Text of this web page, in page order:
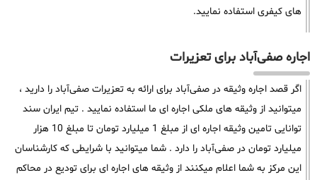
های کیفری استفاده نمایید.
اجاره صفی‌آباد برای تعزیرات
اگر قصد اجاره وثیقه در صفی‌آباد برای ارائه به تعزیرات صفی‌آباد را دارید ،
میتوانید از وثیقه های ملکی اجاره ای ما استفاده نمایید . تیم ایران سند
توانایی تامین وثیقه اجاره ای از مبلغ 1 میلیارد تومان تا مبلغ 10 هزار
میلیارد تومان در صفی‌آباد را دارد . شما میتوانید با شرایطی که کارشناسان
این مرکز به شما اعلام میکنند از وثیقه های اجاره ای برای تودیع در محاکم